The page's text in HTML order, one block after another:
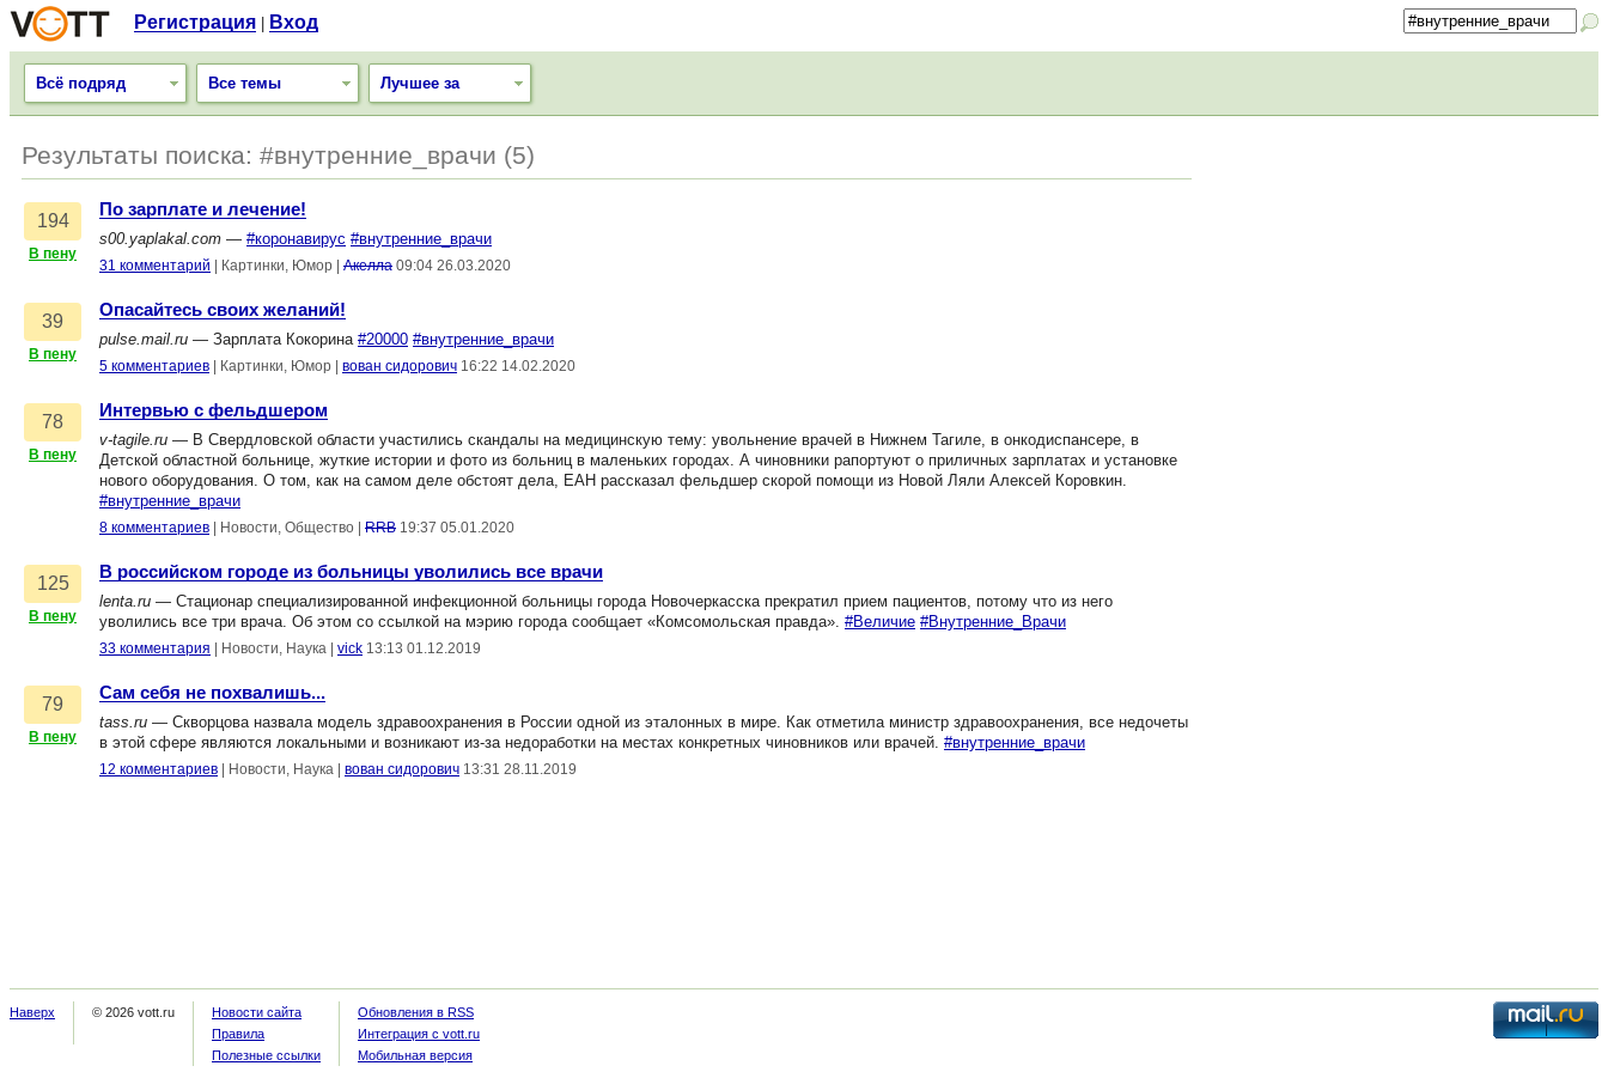
Регистрация Вход
Всё подряд Все темы Лучшее за
Результаты поиска: #внутренние_врачи (5)
194
В пену
По зарплате и лечение!
s00.yaplakal.com — #коронавирус #внутренние_врачи
31 комментарий Картинки, Юмор Акелла 09:04 26.03.2020
39
В пену
Опасайтесь своих желаний!
pulse.mail.ru — Зарплата Кокорина #20000 #внутренние_врачи
5 комментариев Картинки, Юмор вован сидорович 16:22 14.02.2020
78
В пену
Интервью с фельдшером
v-tagile.ru — В Свердловской области участились скандалы на медицинскую тему: увольнение врачей в Нижнем Тагиле, в онкодиспансере, в
Детской областной больнице, жуткие истории и фото из больниц в маленьких городах. А чиновники рапортуют о приличных зарплатах и установке
нового оборудования. О том, как на самом деле обстоят дела, ЕАН рассказал фельдшер скорой помощи из Новой Ляли Алексей Коровкин.
#внутренние_врачи
8 комментариев Новости, Общество RRB 19:37 05.01.2020
125
В пену
В российском городе из больницы уволились все врачи
lenta.ru — Стационар специализированной инфекционной больницы города Новочеркасска прекратил прием пациентов, потому что из него
уволились все три врача. Об этом со ссылкой на мэрию города сообщает «Комсомольская правда». #Величие #Внутренние_Врачи
33 комментария Новости, Наука vick 13:13 01.12.2019
79
В пену
Сам себя не похвалишь...
tass.ru — Скворцова назвала модель здравоохранения в России одной из эталонных в мире. Как отметила министр здравоохранения, все недочеты
в этой сфере являются локальными и возникают из-за недоработки на местах конкретных чиновников или врачей. #внутренние_врачи
12 комментариев Новости, Наука вован сидорович 13:31 28.11.2019
Наверх © 2026 vott.ru
Новости сайта
Правила
Полезные ссылки
Обновления в RSS
Интеграция с vott.ru
Мобильная версия